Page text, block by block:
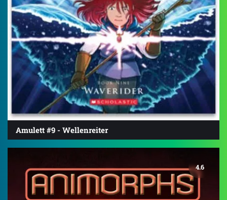
Amulett #9 - Wellenreiter
4.6